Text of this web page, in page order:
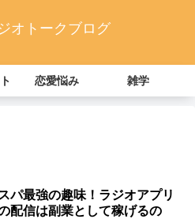
オトークブログ
恋愛悩み 雑学
パ最強の趣味！ラジオアプリ
配信は副業として稼げるの